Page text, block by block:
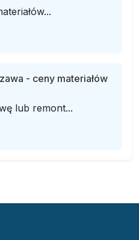
- ceny materiałów
lub remont...